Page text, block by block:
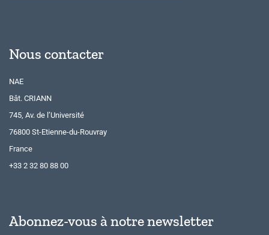
Nous contacter
NAE
Bât. CRIANN
745, Av. de l’Université
76800 St-Etienne-du-Rouvray
France
+33 2 32 80 88 00
Abonnez-vous à notre newsletter